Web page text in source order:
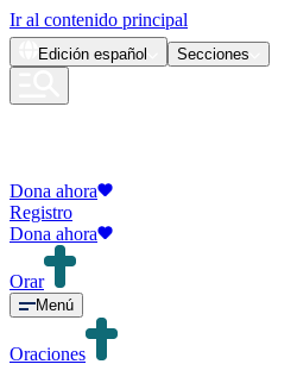
Ir al contenido principal
Edición español Secciones
Dona ahora
Registro
Dona ahora
Orar
Menú
Oraciones